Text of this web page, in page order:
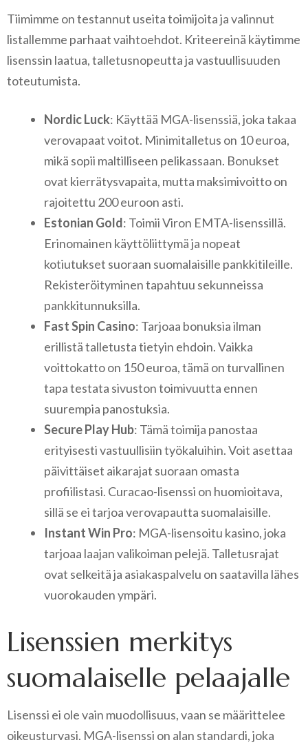
Tiimimme on testannut useita toimijoita ja valinnut
listallemme parhaat vaihtoehdot. Kriteereinä käytimme
lisenssin laatua, talletusnopeutta ja vastuullisuuden
toteutumista.
Nordic Luck: Käyttää MGA-lisenssiä, joka takaa
verovapaat voitot. Minimitalletus on 10 euroa,
mikä sopii maltilliseen pelikassaan. Bonukset
ovat kierrätysvapaita, mutta maksimivoitto on
rajoitettu 200 euroon asti.
Estonian Gold: Toimii Viron EMTA-lisenssillä.
Erinomainen käyttöliittymä ja nopeat
kotiutukset suoraan suomalaisille pankkitileille.
Rekisteröityminen tapahtuu sekunneissa
pankkitunnuksilla.
Fast Spin Casino: Tarjoaa bonuksia ilman
erillistä talletusta tietyin ehdoin. Vaikka
voittokatto on 150 euroa, tämä on turvallinen
tapa testata sivuston toimivuutta ennen
suurempia panostuksia.
Secure Play Hub: Tämä toimija panostaa
erityisesti vastuullisiin työkaluihin. Voit asettaa
päivittäiset aikarajat suoraan omasta
profiilistasi. Curacao-lisenssi on huomioitava,
sillä se ei tarjoa verovapautta suomalaisille.
Instant Win Pro: MGA-lisensoitu kasino, joka
tarjoaa laajan valikoiman pelejä. Talletusrajat
ovat selkeitä ja asiakaspalvelu on saatavilla lähes
vuorokauden ympäri.
Lisenssien merkitys
suomalaiselle pelaajalle
Lisenssi ei ole vain muodollisuus, vaan se määrittelee
oikeusturvasi. MGA-lisenssi on alan standardi, joka